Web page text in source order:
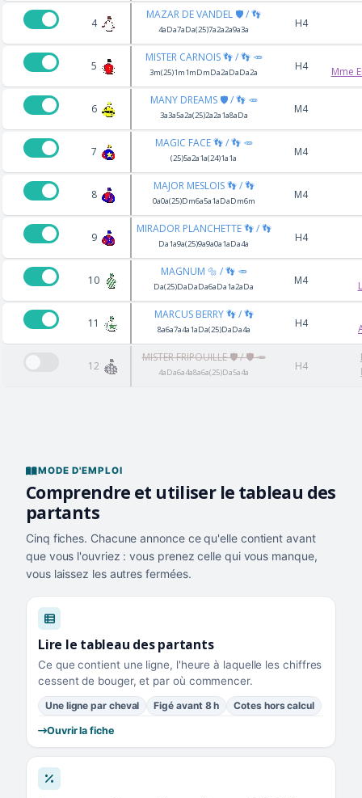
4
MAZAR DE VANDEL 🛡️ / 👣
4aDa7aDa(25)7a2a2a9a3a H4
5
MISTER CARNOIS 👣 / 👣 🥕
3m(25)1m1mDmDa2aDaDa2a H4 Mme
6
MANY DREAMS 🛡️ / 👣 🥕
3a3a5a2a(25)2a2a1a8aDa M4
7
MAGIC FACE 👣 / 👣 🥕
(25)5a2a1a(24)1a1a M4
8
MAJOR MESLOIS 👣 / 👣
0a0a(25)Dm6a5a1aDaDm6m M4
9
MIRADOR PLANCHETTE 👣 / 👣
Da1a9a(25)9a9a0a1aDa4a H4
10
MAGNUM 🔩 / 👣 🥕
Da(25)DaDaDa6aDa1a2aDa M4
11
MARCUS BERRY 👣 / 👣
8a6a7a4a1aDa(25)DaDa4a H4
12
MISTER FRIPOUILLE 🛡️ / 🛡️ 🥕
4aDa6a4a8a6a(25)Da5a4a H4
MODE D'EMPLOI
Comprendre et utiliser le tableau des
partants
Cinq fiches. Chacune annonce ce qu'elle contient avant
que vous l'ouvriez : vous prenez celle qui vous manque,
vous laissez les autres fermées.
Lire le tableau des partants
Ce que contient une ligne, l'heure à laquelle les chiffres
cessent de bouger, et par où commencer.
Une ligne par cheval Figé avant 8 h Cotes hors calcul
Ouvrir la fiche